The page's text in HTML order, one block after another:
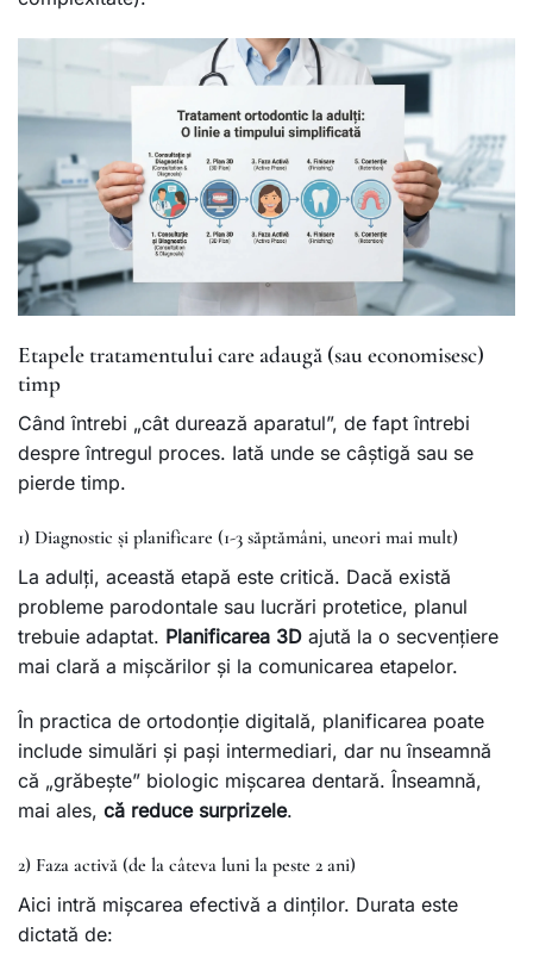
Etapele tratamentului care adaugă (sau economisesc)
timp
Când întrebi „cât durează aparatul”, de fapt întrebi
despre întregul proces. Iată unde se câștigă sau se
pierde timp.
1) Diagnostic și planificare (1-3 săptămâni, uneori mai mult)
La adulți, această etapă este critică. Dacă există
probleme parodontale sau lucrări protetice, planul
trebuie adaptat. Planificarea 3D ajută la o secvențiere
mai clară a mișcărilor și la comunicarea etapelor.
În practica de ortodonție digitală, planificarea poate
include simulări și pași intermediari, dar nu înseamnă
că „grăbește” biologic mișcarea dentară. Înseamnă,
mai ales, că reduce surprizele.
2) Faza activă (de la câteva luni la peste 2 ani)
Aici intră mișcarea efectivă a dinților. Durata este
dictată de: